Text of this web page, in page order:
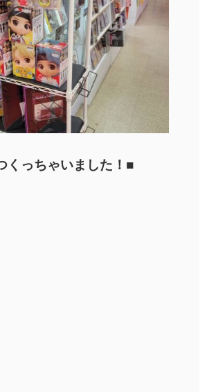
くっちゃいました！■